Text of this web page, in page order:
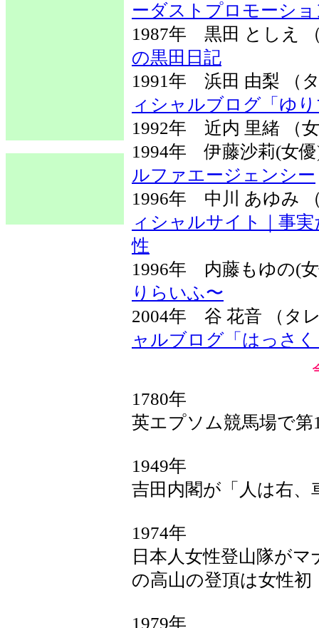
ーダストプロモーシ
1987年 黒田 とし
の黒田日記
1991年 浜田 由梨
ィシャルブログ「ゆ
1992年 近内 里緒 （
1994年 伊藤沙莉(
ルファエージェンシー
1996年 中川 あゆ
ィシャルサイト｜事
性
1996年 内藤もゆ
りらいふ〜
2004年 谷 花音 （
ャルブログ「はっさ
1780年
英エプソム競馬場で
1949年
吉田内閣が「人は右、
1974年
日本人女性登山隊が
の高山の登頂は女性初
1979年